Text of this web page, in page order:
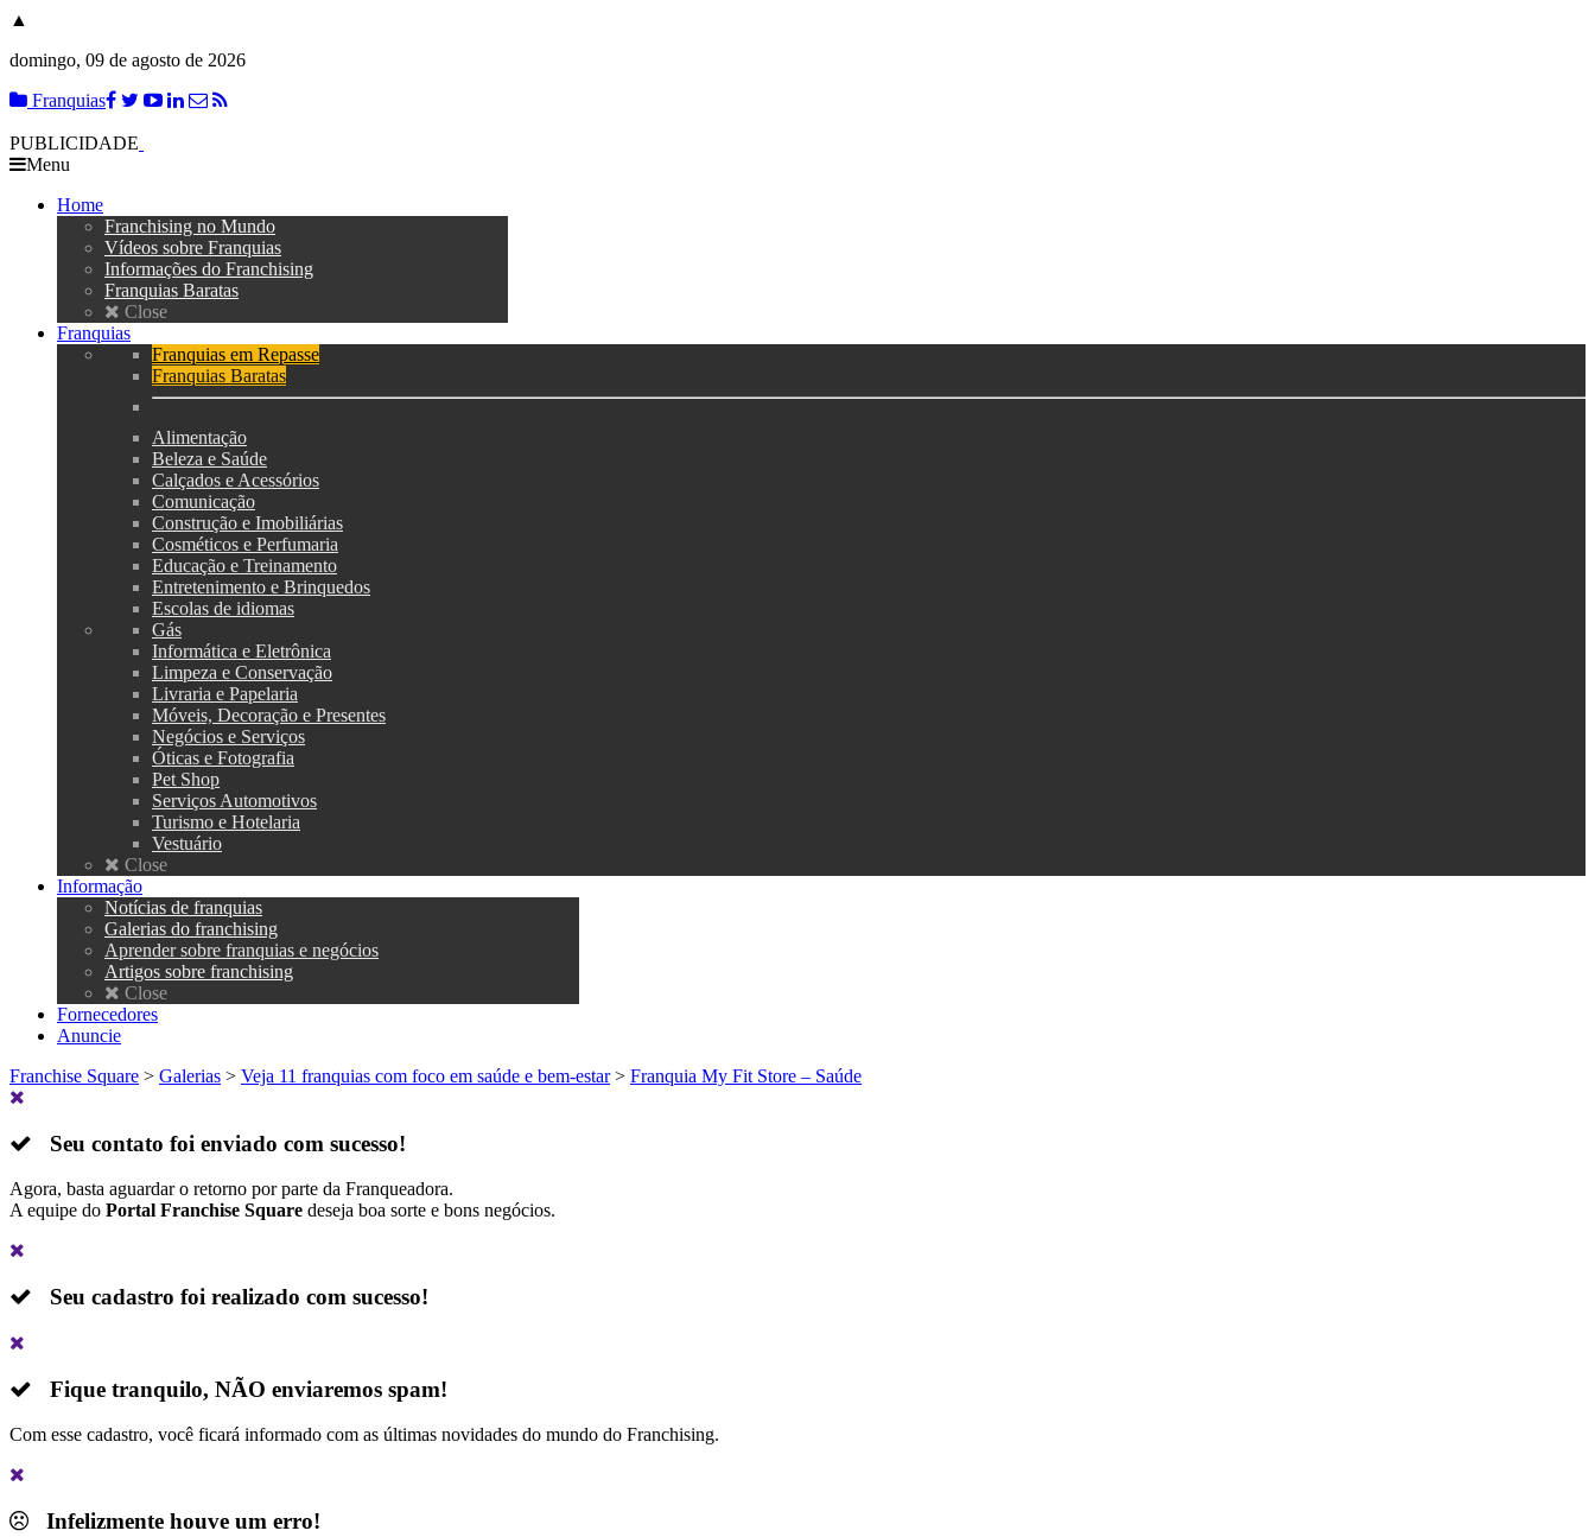
▲
domingo, 09 de agosto de 2026
Franquias
PUBLICIDADE
Menu
Home
Franchising no Mundo
Vídeos sobre Franquias
Informações do Franchising
Franquias Baratas
Close
Franquias
Franquias em Repasse
Franquias Baratas
Alimentação
Beleza e Saúde
Calçados e Acessórios
Comunicação
Construção e Imobiliárias
Cosméticos e Perfumaria
Educação e Treinamento
Entretenimento e Brinquedos
Escolas de idiomas
Gás
Informática e Eletrônica
Limpeza e Conservação
Livraria e Papelaria
Móveis, Decoração e Presentes
Negócios e Serviços
Óticas e Fotografia
Pet Shop
Serviços Automotivos
Turismo e Hotelaria
Vestuário
Close
Informação
Notícias de franquias
Galerias do franchising
Aprender sobre franquias e negócios
Artigos sobre franchising
Close
Fornecedores
Anuncie
Franchise Square > Galerias > Veja 11 franquias com foco em saúde e bem-estar> Franquia My Fit Store – Saúde
Seu contato foi enviado com sucesso!
Agora, basta aguardar o retorno por parte da Franqueadora.
A equipe do Portal Franchise Square deseja boa sorte e bons negócios.
Seu cadastro foi realizado com sucesso!
Fique tranquilo, NÃO enviaremos spam!
Com esse cadastro, você ficará informado com as últimas novidades do mundo do Franchising.
Infelizmente houve um erro!